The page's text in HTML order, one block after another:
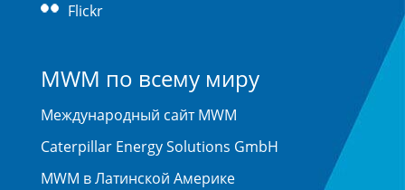
Flickr
MWM по всему миру
Международный сайт MWM
Caterpillar Energy Solutions GmbH
MWM в Латинской Америке